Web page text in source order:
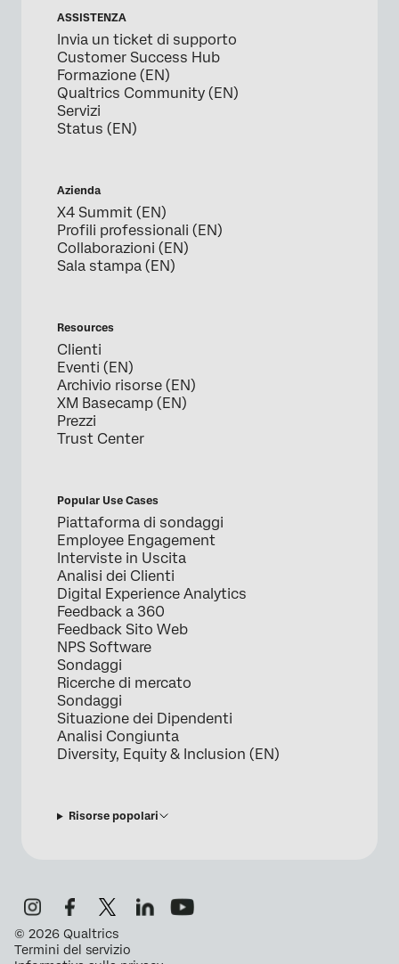
ASSISTENZA
Invia un ticket di supporto
Customer Success Hub
Formazione (EN)
Qualtrics Community (EN)
Servizi
Status (EN)
Azienda
X4 Summit (EN)
Profili professionali (EN)
Collaborazioni (EN)
Sala stampa (EN)
Resources
Clienti
Eventi (EN)
Archivio risorse (EN)
XM Basecamp (EN)
Prezzi
Trust Center
Popular Use Cases
Piattaforma di sondaggi
Employee Engagement
Interviste in Uscita
Analisi dei Clienti
Digital Experience Analytics
Feedback a 360
Feedback Sito Web
NPS Software
Sondaggi
Ricerche di mercato
Sondaggi
Situazione dei Dipendenti
Analisi Congiunta
Diversity, Equity & Inclusion (EN)
Risorse popolari
© 2026 Qualtrics
Termini del servizio